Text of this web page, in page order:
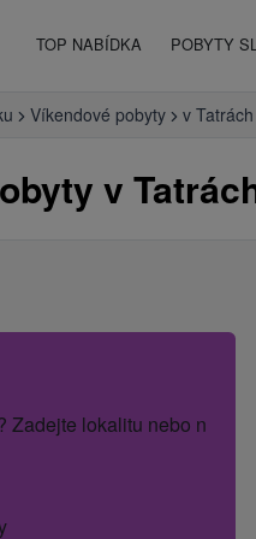
TOP NABÍDKA POBYTY
Víkendové pobyty v Tatrách
v
Zadejte lokalitu nebo název